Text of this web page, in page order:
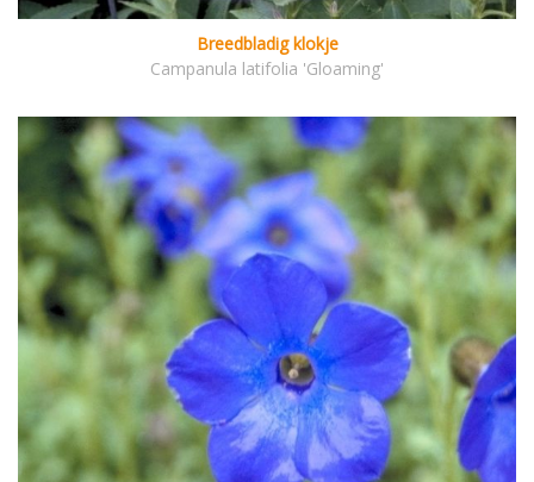
Breedbladig klokje
Campanula latifolia 'Gloaming'